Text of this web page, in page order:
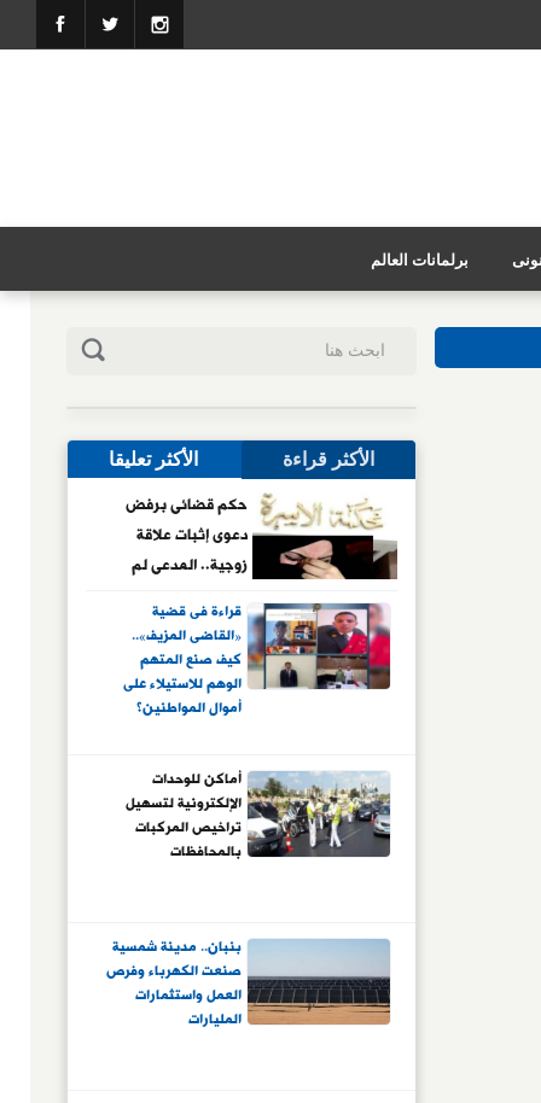
برلمانات العالم
الأكثر قراءة الأكثر تعليقا
حكم قضائى برفض
دعوى إثبات علاقة
زوجية.. المدعى لم
أركان وشروط الزواج
بينه وبين المدعى
عليها.. ولم يقدم أصل
عقد الزواج العرفى الذي
عليها.. والمحكمة لم
تطمئن لشهادة
الشاهدين
قراءة فى قضية
«القاضى المزيف»..
كيف صنع المتهم
الوهم للاستيلاء على
أموال المواطنين؟
أماكن للوحدات
الإلكترونية لتسهيل
تراخيص المركبات
بالمحافظات
بنبان.. مدينة شمسية
صنعت الكهرباء وفرص
العمل واستثمارات
المليارات